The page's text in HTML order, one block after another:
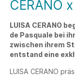
CERANO
LUISA CERANO
de Pasquale bei
zwischen ihrem
entstand eine
LUISA CERANO